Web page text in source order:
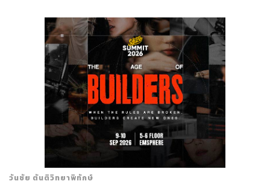
วันชัย ตันติวิทยาพิทักษ์